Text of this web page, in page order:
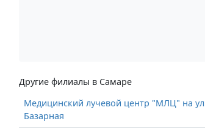
Другие филиалы в Самаре
Медицинский лучевой центр "МЛЦ" на
Базарная